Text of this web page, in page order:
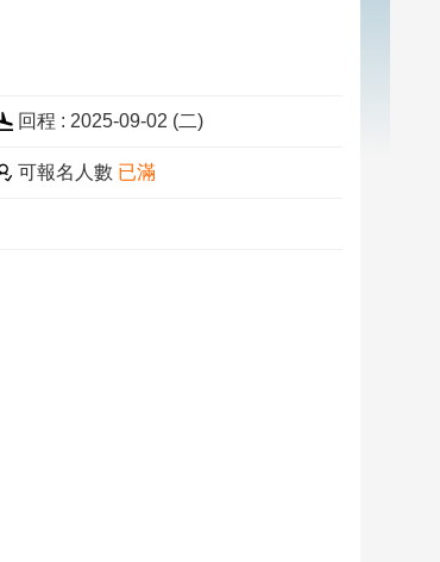
回程 : 2025-09-02 (二)
可報名人數 已滿